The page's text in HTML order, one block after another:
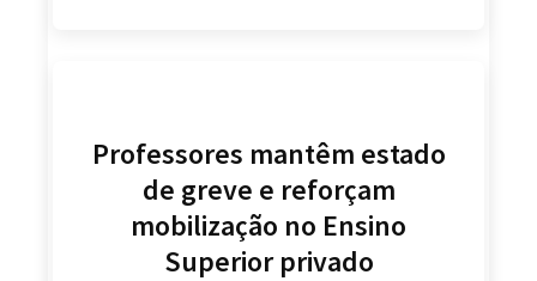
Professores mantêm estado
de greve e reforçam
mobilização no Ensino
Superior privado